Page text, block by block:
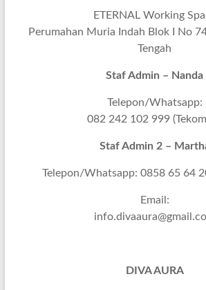
ETERNAL Working
Perumahan Muria Indah Blok I No
Tengah
Staf Admin – Nanda
Telepon/Whatsapp:
082 242 102 999
Staf Admin 2 –
Telepon/Whatsapp: 0858 65 64
Email:
DIVA AURA